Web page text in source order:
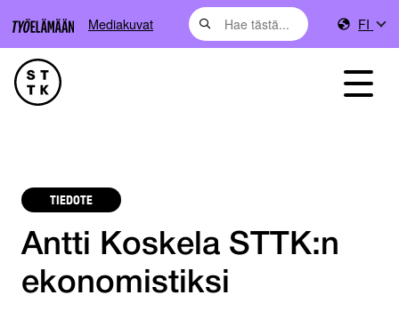
Mediakuvat FI
TIEDOTE
Antti Koskela STTK:n
ekonomistiksi